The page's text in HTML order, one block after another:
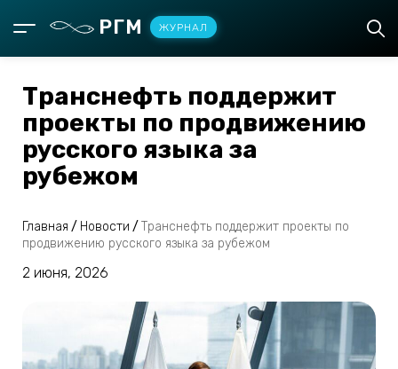
РГМ ЖУРНАЛ
Транснефть поддержит
проекты по продвижению
русского языка за
рубежом
Главная / Новости / Транснефть поддержит проекты по
продвижению русского языка за рубежом
2 июня, 2026